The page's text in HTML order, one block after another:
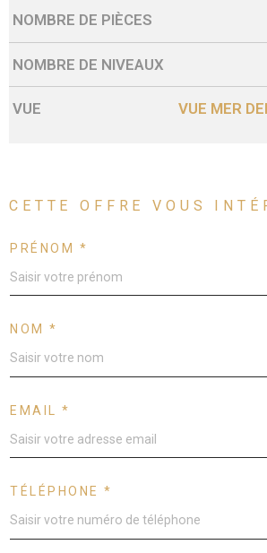
NOMBRE DE PIÈCES
NOMBRE DE NIVEAUX
VUE VUE MER
CETTE OFFRE VOUS
PRÉNOM *
NOM *
EMAIL *
TÉLÉPHONE *